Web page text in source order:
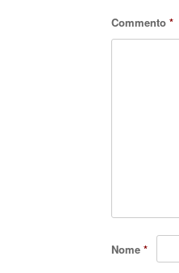
Commento *
Nome *